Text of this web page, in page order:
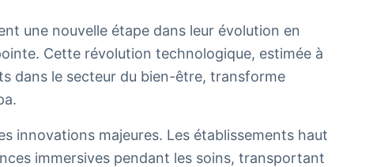
une nouvelle étape dans leur évolution en
Cette révolution technologique, estimée à
dans le secteur du bien-être, transforme
innovations majeures. Les établissements haut
immersives pendant les soins, transportant